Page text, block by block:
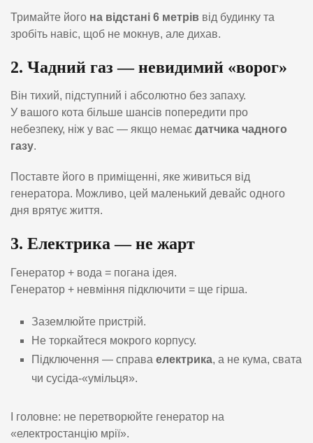
Тримайте його на відстані 6 метрів від будинку та
зробіть навіс, щоб не мокнув, але дихав.
2. Чадний газ — невидимий «ворог»
Він тихий, підступний і абсолютно без запаху.
У вашого кота більше шансів попередити про
небезпеку, ніж у вас — якщо немає датчика чадного
газу.
Поставте його в приміщенні, яке живиться від
генератора. Можливо, цей маленький девайс одного
дня врятує життя.
3. Електрика — не жарт
Генератор + вода = погана ідея.
Генератор + невміння підключити = ще гірша.
Заземлюйте пристрій.
Не торкайтеся мокрого корпусу.
Підключення — справа електрика, а не кума, свата
чи сусіда-«умільця».
І головне: не перетворюйте генератор на
«електростанцію мрії».